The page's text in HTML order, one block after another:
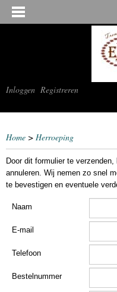
Inloggen Registreren
Home > Herroeping
Door dit formulier te
annuleren. Wij nemen zo snel
te bevestigen en eventuele
Naam
E-mail
Telefoon
Bestelnummer